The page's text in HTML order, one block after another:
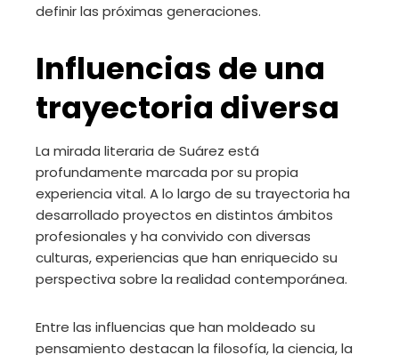
definir las próximas generaciones.
Influencias de una
trayectoria diversa
La mirada literaria de Suárez está
profundamente marcada por su propia
experiencia vital. A lo largo de su trayectoria ha
desarrollado proyectos en distintos ámbitos
profesionales y ha convivido con diversas
culturas, experiencias que han enriquecido su
perspectiva sobre la realidad contemporánea.
Entre las influencias que han moldeado su
pensamiento destacan la filosofía, la ciencia, la